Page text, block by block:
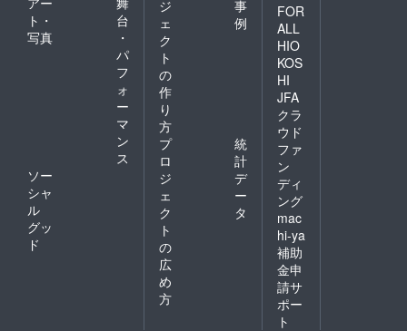
ト・
写真
台
・
パ
フ
ォ
ー
マ
ン
ス
ソー
シャ
ル
グッ
ド
ジ
ェ
ク
ト
の
作
り
方
事
例
プ
ロ
ジ
ェ
ク
ト
の
広
め
方
統
計
デ
ー
タ
FOR
ALL
HIO
KOS
HI
JFA
クラ
ウド
ファ
ン
ディ
ング
mac
hi-ya
補助
金申
請サ
ポー
ト